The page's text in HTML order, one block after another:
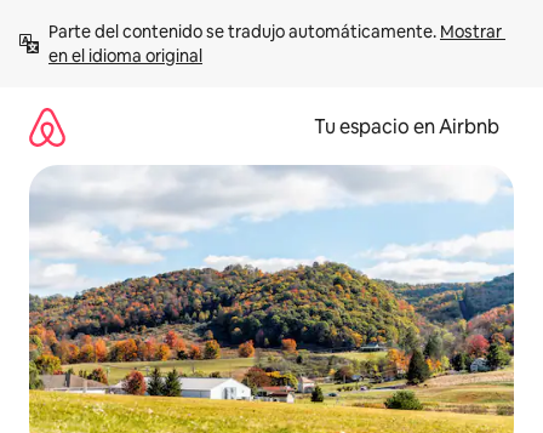
contenido
Parte del contenido se tradujo automáticamente. Mostrar
en el idioma original
Tu espacio en Airbnb